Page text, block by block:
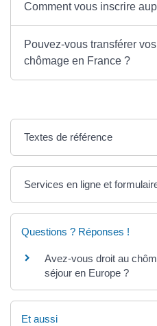
Comment vous inscrire
Pouvez-vous transférer
chômage en France ?
Textes de référence
Services en ligne et
Questions ? Réponses !
Avez-vous droit au
séjour en Europe ?
Et aussi